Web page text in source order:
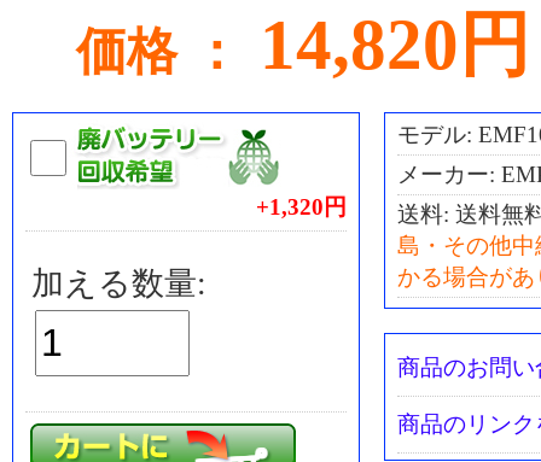
価格 ： 14,820円
モデル:
メーカー:
送料: 送料無
島・その他
かる場合が
+1,320円
加える数量:
商品のお問い
商品のリン